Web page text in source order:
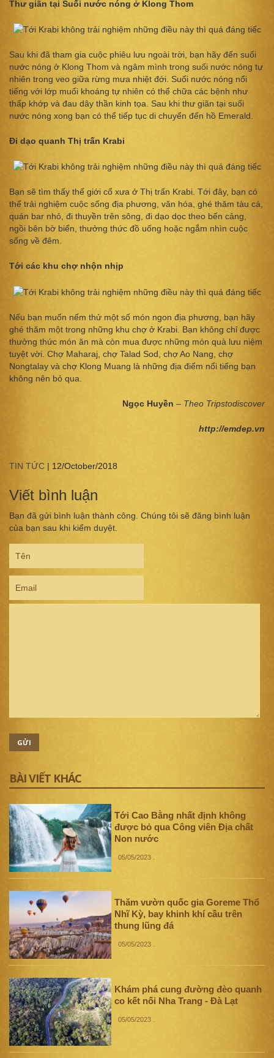
Thư giãn tại Suối nước nóng ở Klong Thom
Sau khi đã tham gia cuộc phiêu lưu ngoài trời, bạn hãy đến suối
nước nóng ở Klong Thom và ngâm mình trong suối nước nóng tự
nhiên trong veo giữa rừng mưa nhiệt đới. Suối nước nóng nổi
tiếng với lớp muối khoáng tự nhiên có thể chữa các bệnh như
thấp khớp và đau dây thần kinh tọa. Sau khi thư giãn tại suối
nước nóng xong bạn có thể tiếp tục di chuyển đến hồ Emerald.
Đi dạo quanh Thị trấn Krabi
Bạn sẽ tìm thấy thế giới cổ xưa ở Thị trấn Krabi. Tới đây, bạn có
thể trải nghiệm cuộc sống địa phương, văn hóa, ghé thăm tàu cá,
quán bar nhỏ, đi thuyền trên sông, đi dạo dọc theo bến cảng,
ngồi bên bờ biển, thưởng thức đồ uống hoặc ngắm nhìn cuộc
sống về đêm.
Tới các khu chợ nhộn nhịp
Nếu bạn muốn nếm thử một số món ngon địa phương, bạn hãy
ghé thăm một trong những khu chợ ở Krabi. Bạn không chỉ được
thưởng thức món ăn mà còn mua được những món quà lưu niệm
tuyệt vời. Chợ Maharaj, chợ Talad Sod, chợ Ao Nang, chợ
Nongtalay và chợ Klong Muang là những địa điểm nổi tiếng bạn
không nên bỏ qua.
Ngọc Huyền – Theo Tripstodiscover
http://emdep.vn
TIN TỨC | 12/October/2018
Viết bình luận
Bạn đã gửi bình luận thành công. Chúng tôi sẽ đăng bình luận
của bạn sau khi kiểm duyệt.
GỬI
BÀI VIẾT KHÁC
Tới Cao Bằng nhất định không
được bỏ qua Công viên Địa chất
Non nước
05/05/2023
Thăm vườn quốc gia Goreme Thổ
Nhĩ Kỳ, bay khinh khí cầu trên
thung lũng đá
05/05/2023
Khám phá cung đường đèo quanh
co kết nối Nha Trang - Đà Lạt
05/05/2023